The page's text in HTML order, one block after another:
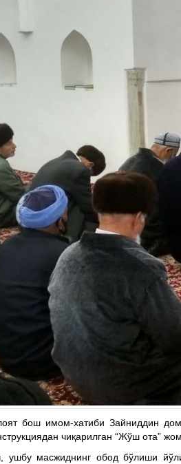
бош имом-хатиби Зайниддин
чиқарилган “Жўш ота”
ушбу масжиднинг обод бўлиши